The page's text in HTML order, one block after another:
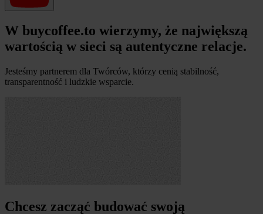
W buycoffee.to wierzymy, że największą
wartością w sieci są autentyczne relacje.
Jesteśmy partnerem dla Twórców, którzy cenią stabilność,
transparentność i ludzkie wsparcie.
Chcesz zacząć budować swoją